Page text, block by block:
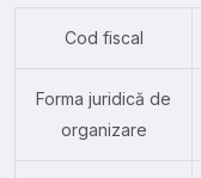
Cod fiscal
Forma juridică de
organizare